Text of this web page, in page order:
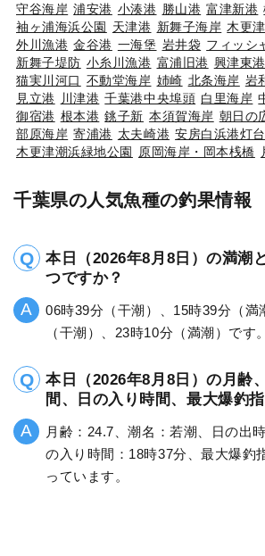
守谷海岸 浦安港 小湊港 勝山港 富津新港
袖ヶ浦海浜公園 天津港 新舞子海岸 木更
外川漁港 金谷港 一海堡 岩井袋 フィッシ
新舞子堤防 小糸川漁港 富浦旧港 興津東港
猫実川河口 不動堂海岸 姉崎 北条海岸 岩
見立港
川津港 千葉港中央埠頭 白里海岸
御宿港 根本港 銚子新 本須賀海岸 朝日の
部原海岸 寄浦港 太夫崎港 安房白浜港灯台
木更津潮浜緑地公園
原岡海岸・岡本桟橋
千葉県の人気魚種の釣果情報
本日（2026年8月8日）の満潮
つですか？
06時39分（干潮）、15時39分（満
（干潮）、23時10分（満潮）です。
本日（2026年8月8日）の月齢
間、日の入り時間、最大爆釣
月齢：24.7、潮名：若潮、日の出
の入り時間：18時37分、最大爆釣
っています。